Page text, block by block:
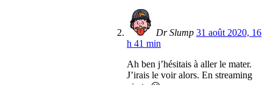
Dr Slump 31 août 2020, 16
h 41 min
Ah ben j’hésitais à aller le mater.
J’irais le voir alors. En streaming